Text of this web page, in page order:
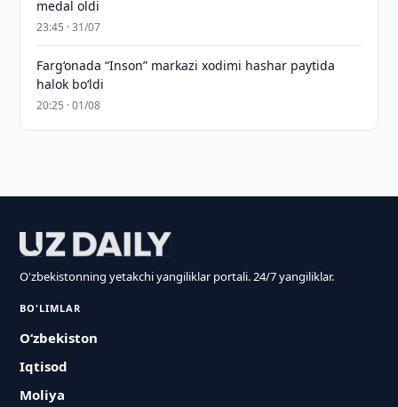
medal oldi
23:45 · 31/07
Farg‘onada “Inson” markazi xodimi hashar paytida
halok bo‘ldi
20:25 · 01/08
O'zbekistonning yetakchi yangiliklar portali. 24/7 yangiliklar.
BO'LIMLAR
O‘zbekiston
Iqtisod
Moliya